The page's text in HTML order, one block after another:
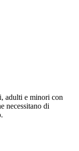
adulti e minori con
necessitano di